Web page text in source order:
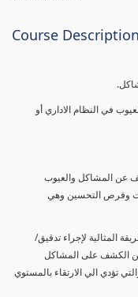
Course Description
في النظام الاداري أو
عن المشاكل والعيوب
وفرص التحسين وهي
المثالية لإجراء تدقيق/
من الكشف على المشاكل
تؤدي الي الارتقاء بالمستوي